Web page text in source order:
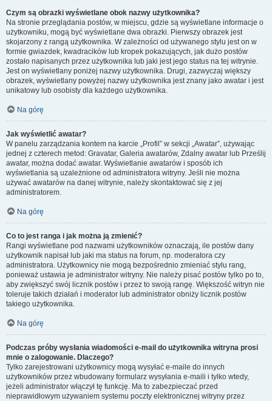
Czym są obrazki wyświetlane obok nazwy użytkownika?
Na stronie przeglądania postów, w miejscu, gdzie są wyświetlane informacje o
użytkowniku, mogą być wyświetlane dwa obrazki. Pierwszy obrazek jest
skojarzony z rangą użytkownika. W zależności od używanego stylu jest on w
formie gwiazdek, kwadracików lub kropek pokazujących, jak dużo postów
zostało napisanych przez użytkownika lub jaki jest jego status na tej witrynie.
Jest on wyświetlany poniżej nazwy użytkownika. Drugi, zazwyczaj większy
obrazek, wyświetlany powyżej nazwy użytkownika jest znany jako awatar i jest
unikatowy lub osobisty dla każdego użytkownika.
Na górę
Jak wyświetlić awatar?
W panelu zarządzania kontem na karcie „Profil” w sekcji „Awatar”, używając
jednej z czterech metod: Gravatar, Galeria awatarów, Zdalny awatar lub Prześlij
awatar, można dodać awatar. Wyświetlanie awatarów i sposób ich
wyświetlania są uzależnione od administratora witryny. Jeśli nie można
używać awatarów na danej witrynie, należy skontaktować się z jej
administratorem.
Na górę
Co to jest ranga i jak można ją zmienić?
Rangi wyświetlane pod nazwami użytkowników oznaczają, ile postów dany
użytkownik napisał lub jaki ma status na forum, np. moderatora czy
administratora. Użytkownicy nie mogą bezpośrednio zmieniać stylu rang,
ponieważ ustawia je administrator witryny. Nie należy pisać postów tylko po to,
aby zwiększyć swój licznik postów i przez to swoją rangę. Większość witryn nie
toleruje takich działań i moderator lub administrator obniży licznik postów
takiego użytkownika.
Na górę
Podczas próby wysłania wiadomości e-mail do użytkownika witryna prosi
mnie o zalogowanie. Dlaczego?
Tylko zarejestrowani użytkownicy mogą wysyłać e-maile do innych
użytkowników przez wbudowany formularz wysyłania e-maili i tylko wtedy,
jeżeli administrator włączył tę funkcję. Ma to zabezpieczać przed
nieprawidłowym używaniem systemu poczty elektronicznej witryny przez